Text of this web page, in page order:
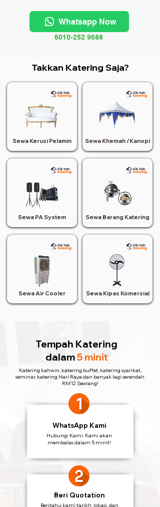
Whatsapp Now
6010-252 9688
Takkan Katering Saja?
Sewa Kerusi Pelamin
Sewa PA System
Sewa Air Cooler
Sewa Khemah /Kanopi
Sewa Barang Katering
Sewa Kipas Komersial
Tempah Katering
dalam5 minit
Katering kahwin, katering buffet, katering syarikat,
seminar, katering Hari Raya dan banyak lagi serendah
RM12 Seorang!
WhatsApp Kami
Hubungi Kami. Kami akan
membalas dalam 5 minit!
Beri Quotation
Beritahu kami tarikh, lokasi, dan